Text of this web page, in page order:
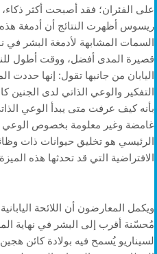
على الفئران؛ فقد أصبحت أكثر
ريسوس أظهرت النتائج أن أدمغة
السمات المشابهة لأدمغة البشر في
قصيرة المدى أفضل، ووقت أطول
اليابان من جانبها تقول: إنها حددت
التفكير والوعي الذاتي لدى
بأنه كيف عرفت متى يبدأ الوعي
غامضة وغير معلومة بخصوص الوعي
الرئيسي هو تخليق حيوانات ذات
الافتراضية التي قد تحدثها هذه
ويكمل المعارضون أن اللائحة
مُحسّنة أقرب إلى البشر في نهاية
لسيناريو يُسمح فيه بولادة كائن